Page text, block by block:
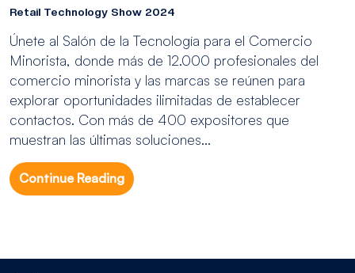
Retail Technology Show 2024
Únete al Salón de la Tecnología para el Comercio
Minorista, donde más de 12.000 profesionales del
comercio minorista y las marcas se reúnen para
explorar oportunidades ilimitadas de establecer
contactos. Con más de 400 expositores que
muestran las últimas soluciones...
Continue Reading